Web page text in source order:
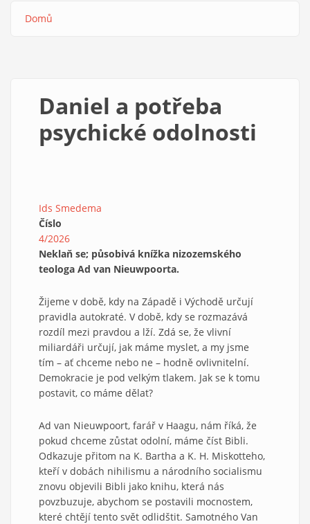
Domů
Daniel a potřeba
psychické odolnosti
Ids Smedema
Číslo
4/2026
Neklaň se; působivá knížka nizozemského
teologa Ad van Nieuwpoorta.
Žijeme v době, kdy na Západě i Východě určují
pravidla autokraté. V době, kdy se rozmazává
rozdíl mezi pravdou a lží. Zdá se, že vlivní
miliardáři určují, jak máme myslet, a my jsme
tím – ať chceme nebo ne – hodně ovlivnitelní.
Demokracie je pod velkým tlakem. Jak se k tomu
postavit, co máme dělat?
Ad van Nieuwpoort, farář v Haagu, nám říká, že
pokud chceme zůstat odolní, máme číst Bibli.
Odkazuje přitom na K. Bartha a K. H. Miskotteho,
kteří v dobách nihilismu a národního socialismu
znovu objevili Bibli jako knihu, která nás
povzbuzuje, abychom se postavili mocnostem,
které chtějí tento svět odlidštit. Samotného Van